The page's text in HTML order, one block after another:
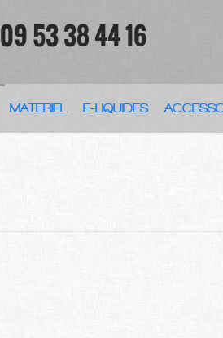
09 53 38 44 16
MATERIEL E-LIQUIDES